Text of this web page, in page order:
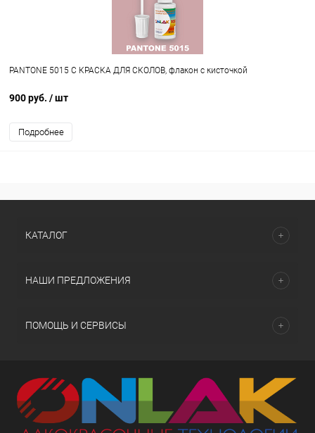
PANTONE 5015 C КРАСКА ДЛЯ СКОЛОВ, флакон с кисточкой
900 руб. / шт
Подробнее
КАТАЛОГ
НАШИ ПРЕДЛОЖЕНИЯ
ПОМОЩЬ И СЕРВИСЫ